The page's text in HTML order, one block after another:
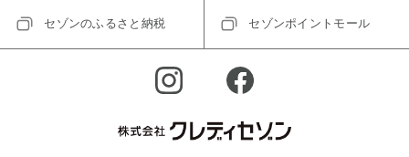
セゾンのふるさと納税 セゾンポイントモール